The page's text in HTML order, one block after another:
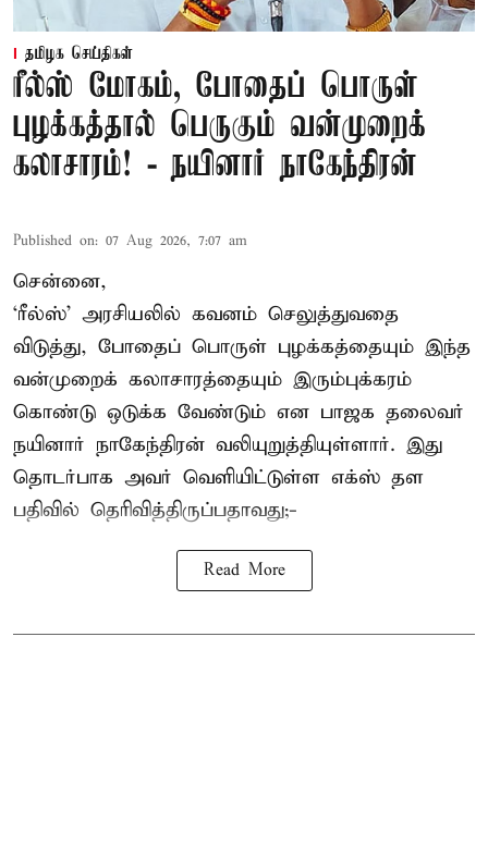
தமிழக செய்திகள்
ரீல்ஸ் மோகம், போதைப் பொருள்
புழக்கத்தால் பெருகும் வன்முறைக்
கலாசாரம்! - நயினார் நாகேந்திரன்
Published on: 07 Aug 2026, 7:07 am
சென்னை,
‘ரீல்ஸ்’ அரசியலில் கவனம் செலுத்துவதை
விடுத்து, போதைப் பொருள் புழக்கத்தையும் இந்த
வன்முறைக் கலாசாரத்தையும் இரும்புக்கரம்
கொண்டு ஒடுக்க வேண்டும் என பாஜக தலைவர்
நயினார் நாகேந்திரன் வலியுறுத்தியுள்ளார். இது
தொடர்பாக அவர் வெளியிட்டுள்ள எக்ஸ் தள
பதிவில் தெரிவித்திருப்பதாவது;-
Read More